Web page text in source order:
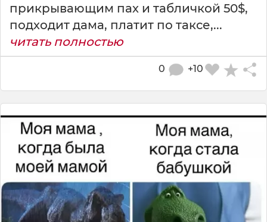
прикрывающим пах и табличкой 50$,
подходит дама, платит по таксе,...
читать полностью
+10
0